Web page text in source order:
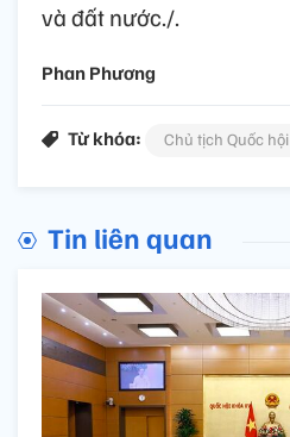
và đất nước./.
Phan Phương
Từ khóa: Chủ tịch Quốc hội
Tin liên quan